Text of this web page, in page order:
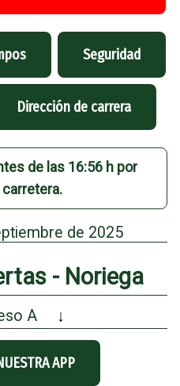
Seguridad
Dirección de carrera
de las 16:56 h por
de 2025
- Noriega
A ↓
APP